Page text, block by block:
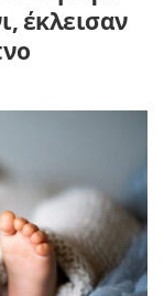
έκλεισαν